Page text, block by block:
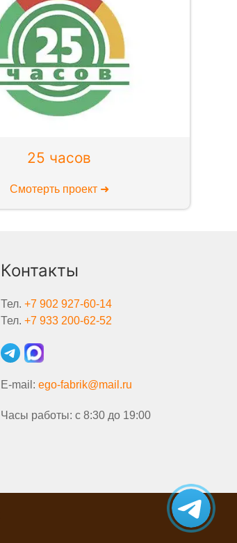
25 часов
Смотерть проект ➜
Контакты
Тел.+7 902 927-60-14
Тел.+7 933 200-62-52
E-mail:ego-fabrik@mail.ru
Часы работы: с 8:30 до 19:00